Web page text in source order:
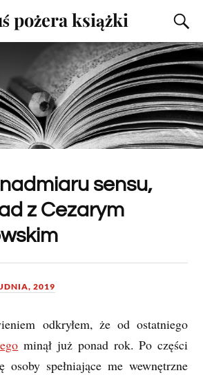
pożera książki
sensu,
z Cezarym
2019
odkryłem, że od ostatniego
minął już ponad rok. Po części
osoby spełniające me wewnętrzne